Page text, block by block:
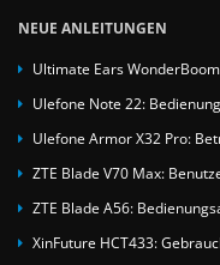
NEUE ANLEITUNGEN
Ultimate Ears
Ulefone Note 22:
Ulefone Armor X32 Pro:
ZTE Blade V70 Max:
ZTE Blade A56:
XinFuture HCT433: